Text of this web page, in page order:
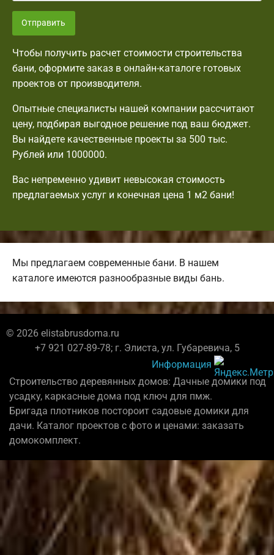
Отправить
Чтобы получить расчет стоимости строительства
бани, оформите заказ в онлайн-каталоге готовых
проектов от производителя.
Опытные специалисты нашей компании рассчитают
цену, подбирая выгодное решение под ваш бюджет.
Вы найдете качественные проекты за 500 тыс.
Рублей или 1000000.
Вас непременно удивит невысокая стоимость
предлагаемых услуг и конечная цена 1 м2 бани!
Мы предлагаем современные бани. В нашем
каталоге имеются разнообразные виды бань.
© 2026 elistabrusdoma.ru
+7 921 027-89-78; г. Элиста, ул. Губаревича, 5
Информация
Строительство деревянных домов: Дачные домики под
усадку, каркасные дома под ключ для пмж.
Бригада плотников постороит садовые домики для
дачи. Каталог проектов с фото и ценами: заказать
домокомплект.